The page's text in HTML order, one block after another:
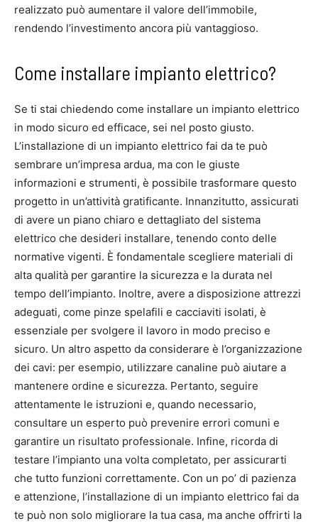
realizzato può aumentare il valore dell’immobile,
rendendo l’investimento ancora più vantaggioso.
Come installare impianto elettrico?
Se ti stai chiedendo come installare un impianto elettrico
in modo sicuro ed efficace, sei nel posto giusto.
L’installazione di un impianto elettrico fai da te può
sembrare un’impresa ardua, ma con le giuste
informazioni e strumenti, è possibile trasformare questo
progetto in un’attività gratificante. Innanzitutto, assicurati
di avere un piano chiaro e dettagliato del sistema
elettrico che desideri installare, tenendo conto delle
normative vigenti. È fondamentale scegliere materiali di
alta qualità per garantire la sicurezza e la durata nel
tempo dell’impianto. Inoltre, avere a disposizione attrezzi
adeguati, come pinze spelafili e cacciaviti isolati, è
essenziale per svolgere il lavoro in modo preciso e
sicuro. Un altro aspetto da considerare è l’organizzazione
dei cavi: per esempio, utilizzare canaline può aiutare a
mantenere ordine e sicurezza. Pertanto, seguire
attentamente le istruzioni e, quando necessario,
consultare un esperto può prevenire errori comuni e
garantire un risultato professionale. Infine, ricorda di
testare l’impianto una volta completato, per assicurarti
che tutto funzioni correttamente. Con un po’ di pazienza
e attenzione, l’installazione di un impianto elettrico fai da
te può non solo migliorare la tua casa, ma anche offrirti la